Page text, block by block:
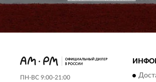
ПН-ВС 9:00-21:00